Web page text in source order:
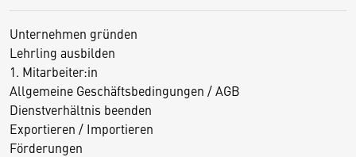
Unternehmen gründen
Lehrling ausbilden
1. Mitarbeiter:in
Allgemeine Geschäftsbedingungen / AGB
Dienstverhältnis beenden
Exportieren / Importieren
Förderungen